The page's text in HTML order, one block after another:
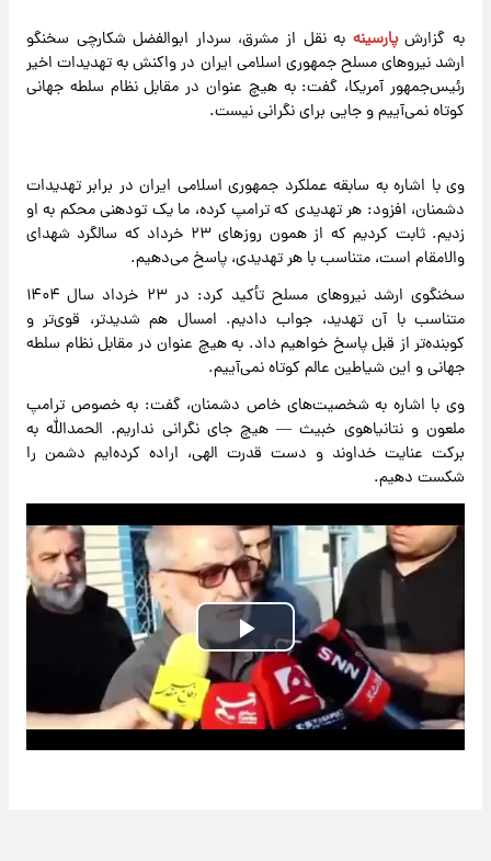
به گزارشپارسینه به نقل از مشرق، سردار ابوالفضل شکارچی سخنگو
ارشد نیروهای مسلح جمهوری اسلامی ایران در واکنش به تهدیدات اخیر
رئیس‌جمهور آمریکا، گفت: به هیچ عنوان در مقابل نظام سلطه جهانی
کوتاه نمی‌آییم و جایی برای نگرانی نیست.
وی با اشاره به سابقه عملکرد جمهوری اسلامی ایران در برابر تهدیدات
دشمنان، افزود: هر تهدیدی که ترامپ کرده، ما یک تودهنی محکم به او
زدیم. ثابت کردیم که از همون روزهای ۲۳ خرداد که سالگرد شهدای
والامقام است، متناسب با هر تهدیدی، پاسخ می‌دهیم.
سخنگوی ارشد نیروهای مسلح تأکید کرد: در ۲۳ خرداد سال ۱۴۰۴
متناسب با آن تهدید، جواب دادیم. امسال هم شدیدتر، قوی‌تر و
کوبنده‌تر از قبل پاسخ خواهیم داد. به هیچ عنوان در مقابل نظام سلطه
جهانی و این شیاطین عالم کوتاه نمی‌آییم.
وی با اشاره به شخصیت‌های خاص دشمنان، گفت: به خصوص ترامپ
ملعون و نتانیاهوی خبیث — هیچ جای نگرانی نداریم. الحمدالله به
برکت عنایت خداوند و دست قدرت الهی، اراده کرده‌ایم دشمن را
شکست دهیم.
Play
Video